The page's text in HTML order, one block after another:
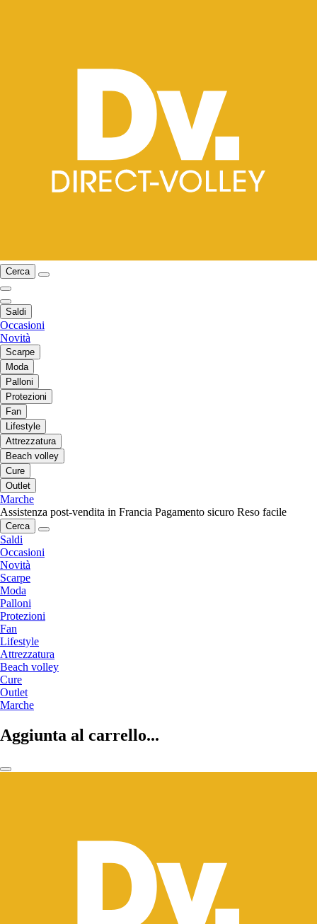
Cerca
Saldi
Occasioni
Novità
Scarpe
Moda
Palloni
Protezioni
Fan
Lifestyle
Attrezzatura
Beach volley
Cure
Outlet
Marche
Assistenza post-vendita in Francia Pagamento sicuro Reso facile
Cerca
Saldi
Occasioni
Novità
Scarpe
Moda
Palloni
Protezioni
Fan
Lifestyle
Attrezzatura
Beach volley
Cure
Outlet
Marche
Aggiunta al carrello...